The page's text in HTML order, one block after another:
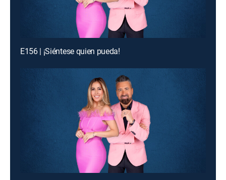
E156 | ¡Siéntese quien pueda!